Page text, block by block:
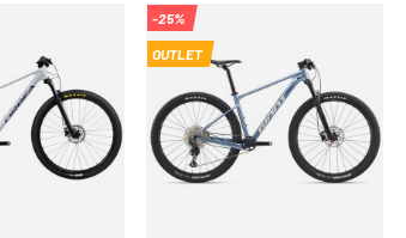
ORBEA ALMA
-25%
OUTLET